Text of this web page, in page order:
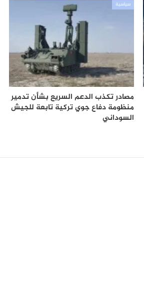
سياسية
مصادر تكذب الدعم السريع بشأن تدمير
منظومة دفاع جوي تركية تابعة للجيش
السوداني